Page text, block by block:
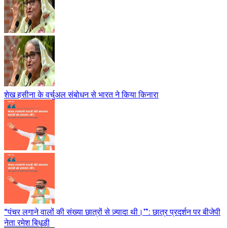
शेख हसीना के वर्चुअल संबोधन से भारत ने किया किनारा
“पंचर लगाने वालों की संख्या छात्रों से ज़्यादा थी।”: छात्र प्रदर्शन पर बीजेपी
नेता रमेश बिधूड़ी